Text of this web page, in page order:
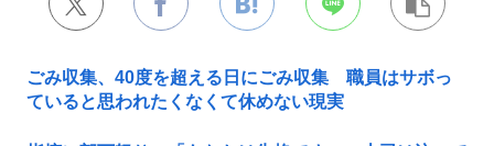
ごみ収集、40度を超える日にごみ収集 職員はサボっ
ていると思われたくなくて休めない現実